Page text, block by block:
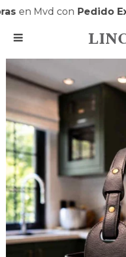
en Mvd conPedido
